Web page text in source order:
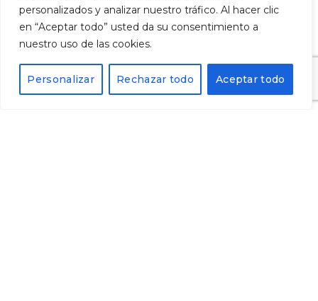
personalizados y analizar nuestro tráfico. Al hacer clic
en “Aceptar todo” usted da su consentimiento a
nuestro uso de las cookies.
Personalizar Rechazar todo Aceptar todo